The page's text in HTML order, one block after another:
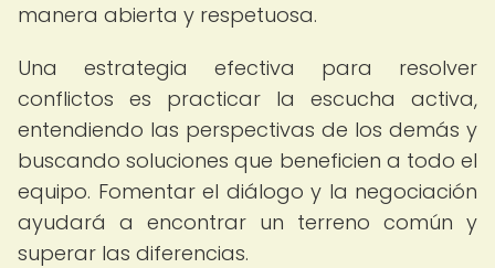
manera abierta y respetuosa.
Una estrategia efectiva para resolver
conflictos es practicar la escucha activa,
entendiendo las perspectivas de los demás y
buscando soluciones que beneficien a todo el
equipo. Fomentar el diálogo y la negociación
ayudará a encontrar un terreno común y
superar las diferencias.